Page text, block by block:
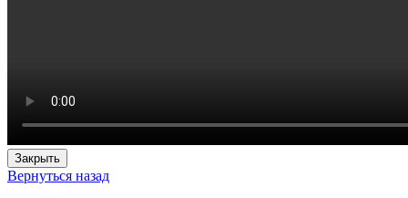
Закрыть
Вернуться назад